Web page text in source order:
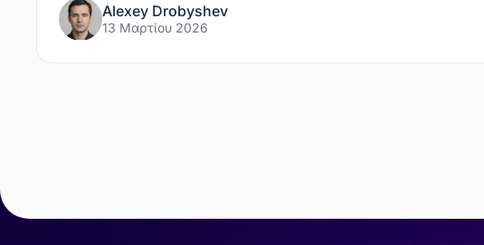
Alexey Drobyshev
13 Μαρτίου 2026